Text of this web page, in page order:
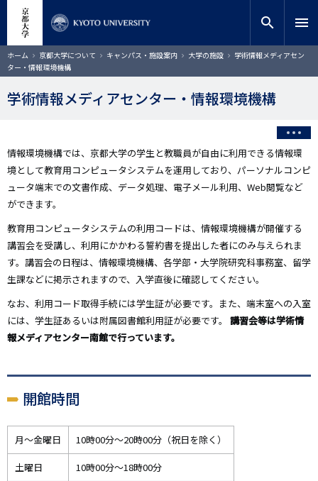
コ
ン
テ
ン
ツ
動
サイト内検索
検索
search menu
ホーム 京都大学について キャンパス・施設案内 大学の施設
学術情報メディアセン
ター・情報環境機構
学術情報メディアセンター・情報環境機構
情報環境機構では、京都大学の学生と教職員が自由に利用できる情報環
境として教育用コンピュータシステムを運用しており、パーソナルコンピ
ュータ端末での文書作成、データ処理、電子メール利用、Web閲覧など
ができます。
教育用コンピュータシステムの利用コードは、情報環境機構が開催する
講習会を受講し、利用にかかわる誓約書を提出した者にのみ与えられま
す。講習会の日程は、情報環境機構、各学部・大学院研究科事務室、留学
生課などに掲示されますので、入学直後に確認してください。
なお、利用コード取得手続には学生証が必要です。また、端末室への入室
には、学生証あるいは附属図書館利用証が必要です。 講習会等は学術情
報メディアセンター南館で行っています。
開館時間
月～金曜日 10時00分～20時00分（祝日を除く）
土曜日 10時00分～18時00分